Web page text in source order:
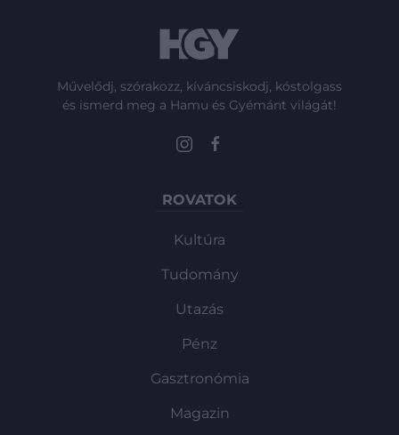
Művelődj, szórakozz, kíváncsiskodj, kóstolgass
és ismerd meg a Hamu és Gyémánt világát!
ROVATOK
Kultúra
Tudomány
Utazás
Pénz
Gasztronómia
Magazin